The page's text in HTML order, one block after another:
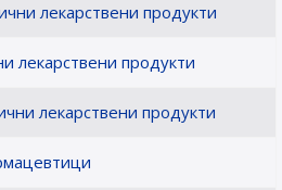
лекарствени продукти
лекарствени продукти
лекарствени продукти